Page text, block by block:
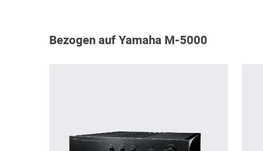
Bezogen auf Yamaha M-5000